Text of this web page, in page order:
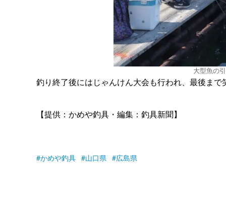
大型魚の
釣り終了後にはじゃんけん大会も行われ、最後ま
【提供：かめや釣具・編集：釣具新聞】
かめや釣具 山口県 広島県